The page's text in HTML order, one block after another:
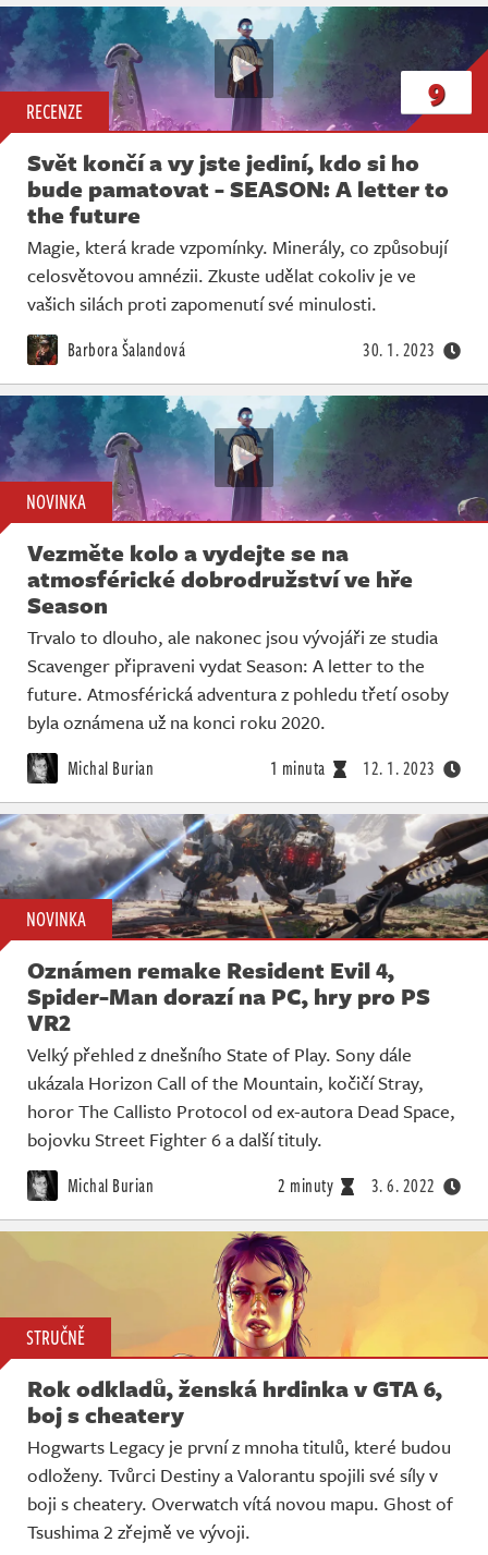
RECENZE 9
Svět končí a vy jste jediní, kdo si ho
bude pamatovat - SEASON: A letter to
the future
Magie, která krade vzpomínky. Minerály, co způsobují
celosvětovou amnézii. Zkuste udělat cokoliv je ve
vašich silách proti zapomenutí své minulosti.
Barbora Šalandová 30. 1. 2023
NOVINKA
Vezměte kolo a vydejte se na
atmosférické dobrodružství ve hře
Season
Trvalo to dlouho, ale nakonec jsou vývojáři ze studia
Scavenger připraveni vydat Season: A letter to the
future. Atmosférická adventura z pohledu třetí osoby
byla oznámena už na konci roku 2020.
Michal Burian 1 minuta 12. 1. 2023
NOVINKA
Oznámen remake Resident Evil 4,
Spider-Man dorazí na PC, hry pro PS
VR2
Velký přehled z dnešního State of Play. Sony dále
ukázala Horizon Call of the Mountain, kočičí Stray,
horor The Callisto Protocol od ex-autora Dead Space,
bojovku Street Fighter 6 a další tituly.
Michal Burian 2 minuty 3. 6. 2022
STRUČNĚ
Rok odkladů, ženská hrdinka v GTA 6,
boj s cheatery
Hogwarts Legacy je první z mnoha titulů, které budou
odloženy. Tvůrci Destiny a Valorantu spojili své síly v
boji s cheatery. Overwatch vítá novou mapu. Ghost of
Tsushima 2 zřejmě ve vývoji.